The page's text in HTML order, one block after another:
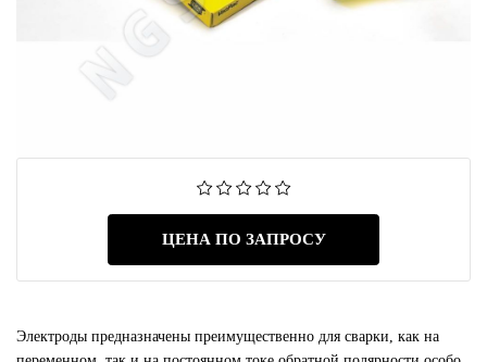
ЦЕНА ПО ЗАПРОСУ
Электроды предназначены преимущественно для сварки, как на